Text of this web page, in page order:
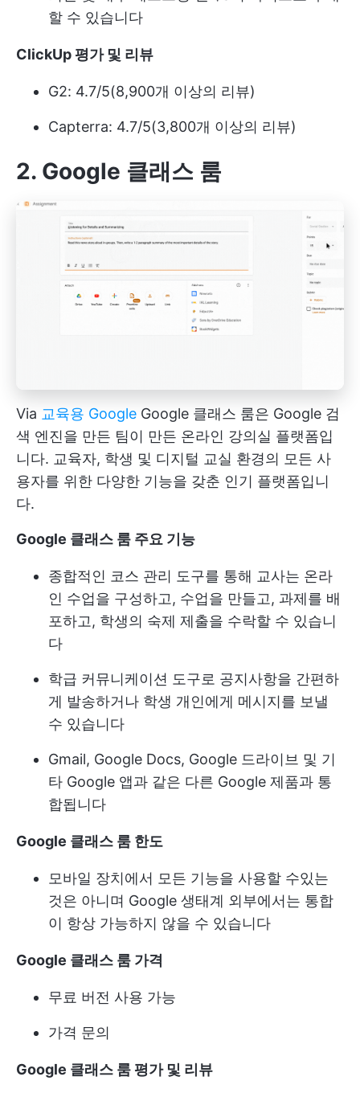
할 수 있습니다
ClickUp 평가 및 리뷰
G2: 4.7/5(8,900개 이상의 리뷰)
Capterra: 4.7/5(3,800개 이상의 리뷰)
2. Google 클래스 룸
Via 교육용 Google Google 클래스 룸은 Google 검
색 엔진을 만든 팀이 만든 온라인 강의실 플랫폼입
니다. 교육자, 학생 및 디지털 교실 환경의 모든 사
용자를 위한 다양한 기능을 갖춘 인기 플랫폼입니
다.
Google 클래스 룸 주요 기능
종합적인 코스 관리 도구를 통해 교사는 온라
인 수업을 구성하고, 수업을 만들고, 과제를 배
포하고, 학생의 숙제 제출을 수락할 수 있습니
다
학급 커뮤니케이션 도구로 공지사항을 간편하
게 발송하거나 학생 개인에게 메시지를 보낼
수 있습니다
Gmail, Google Docs, Google 드라이브 및 기
타 Google 앱과 같은 다른 Google 제품과 통
합됩니다
Google 클래스 룸 한도
모바일 장치에서 모든 기능을 사용할 수있는
것은 아니며 Google 생태계 외부에서는 통합
이 항상 가능하지 않을 수 있습니다
Google 클래스 룸 가격
무료 버전 사용 가능
가격 문의
Google 클래스 룸 평가 및 리뷰